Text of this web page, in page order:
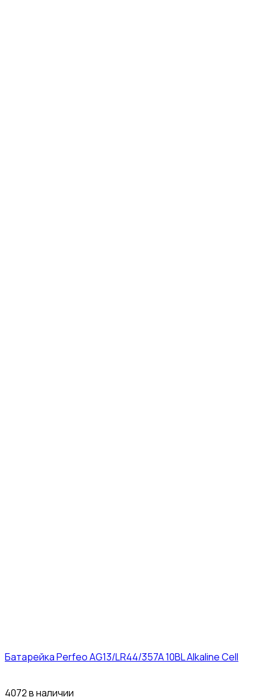
Батарейка Perfeo AG13/LR44/357A 10BL Alkaline Cell
4072 в наличии